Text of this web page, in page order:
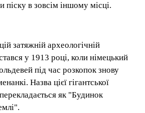
піску в зовсім іншому місці.
затяжній археологічній
стався у 1913 році, коли німецький
під час розкопок знову
Назва цієї гігантської
як "Будинок